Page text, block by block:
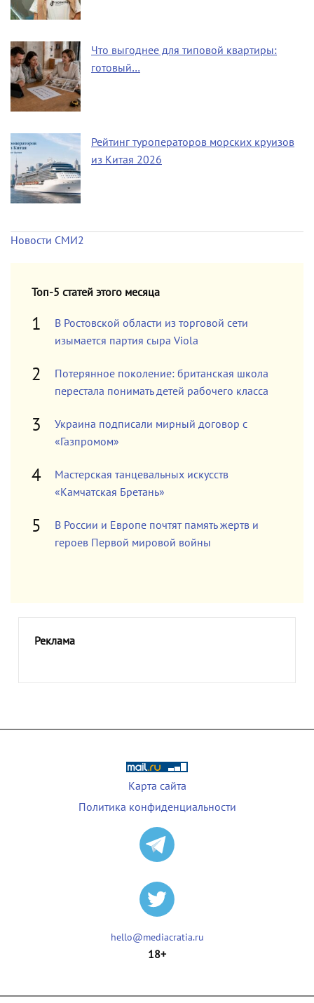
Что выгоднее для типовой квартиры:
готовый…
Рейтинг туроператоров морских круизов
из Китая 2026
Новости СМИ2
Топ-5 статей этого месяца
В Ростовской области из торговой сети
изымается партия сыра Viola
Потерянное поколение: британская школа
перестала понимать детей рабочего класса
Украина подписали мирный договор с
«Газпромом»
Мастерская танцевальных искусств
«Камчатская Бретань»
В России и Европе почтят память жертв и
героев Первой мировой войны
Реклама
Карта сайта
Политика конфиденциальности
hello@mediacratia.ru
18+